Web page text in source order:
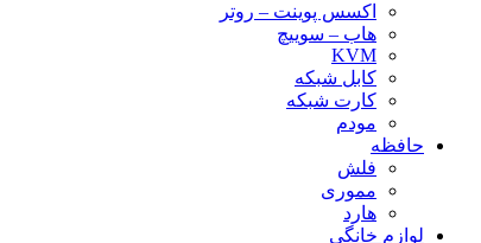
اکسس پوینت – روتر
هاب – سوییچ
KVM
کابل شبکه
کارت شبکه
مودم
حافظه
فلش
مموری
هارد
لوازم خانگی